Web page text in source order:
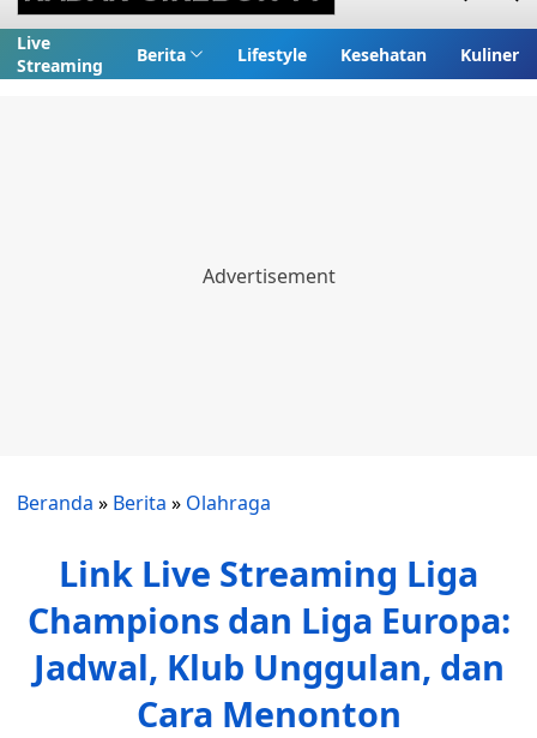
Live
Streaming
Berita Lifestyle Kesehatan Kuliner
Beranda » Berita » Olahraga
Link Live Streaming Liga
Champions dan Liga Europa:
Jadwal, Klub Unggulan, dan
Cara Menonton